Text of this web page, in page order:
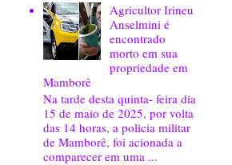
Agricultor Irineu
Anselmini é
encontrado
morto em sua
propriedade em
Mamborê
Na tarde desta quinta- feira dia
15 de maio de 2025, por volta
das 14 horas, a policia militar
de Mamborê, foi acionada a
comparecer em uma ...